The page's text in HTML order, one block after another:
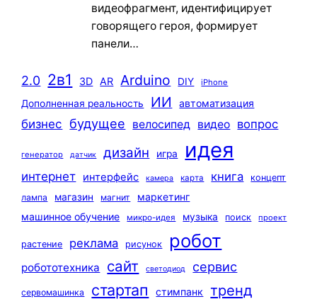
видеофрагмент, идентифицирует
говорящего героя, формирует
панели…
2.0 2в1 3D AR Arduino DIY iPhone
Дополненная реальность ИИ автоматизация
бизнес будущее велосипед видео вопрос
генератор датчик дизайн игра идея
интернет интерфейс камера карта книга
концепт
лампа
магазин магнит
маркетинг
машинное обучение
микро-идея музыка поиск проект
растение реклама рисунок робот
робототехника сайт светодиод сервис
сервомашинка стартап стимпанк тренд